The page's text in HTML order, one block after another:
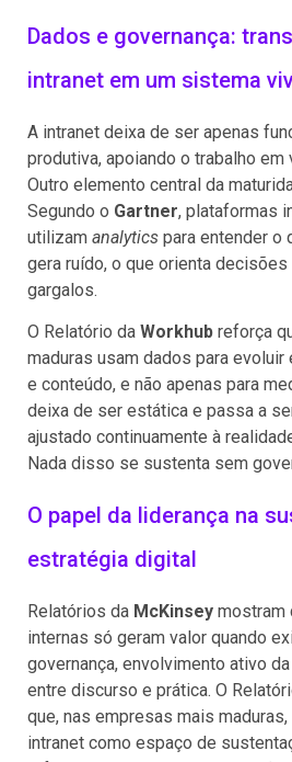
Dados e governança:
intranet em um sistema
A intranet deixa de ser apenas
produtiva, apoiando o trabalho em
Outro elemento central da
Segundo o Gartner, plataformas
utilizam analytics para entender o
gera ruído, o que orienta
gargalos.
O Relatório da Workhub reforça
maduras usam dados para evoluir
e conteúdo, e não apenas para
deixa de ser estática e passa a
ajustado continuamente à
Nada disso se sustenta sem
O papel da liderança na
estratégia digital
Relatórios da McKinsey mostram
internas só geram valor quando
governança, envolvimento ativo
entre discurso e prática. O
que, nas empresas mais
intranet como espaço de